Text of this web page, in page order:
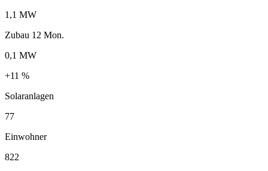
1,1 MW
Zubau 12 Mon.
0,1 MW
+11 %
Solaranlagen
77
Einwohner
822